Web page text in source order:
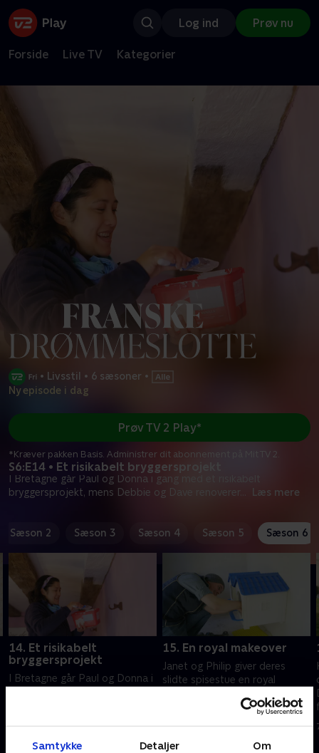
Samtykke Detaljer Om
Log ind Prøv nu
Forside Live TV Kategorier
• Livsstil • 6 sæsoner •
Ny episode i dag
S6:E14 • Et risikabelt bryggersprojekt
I Bretagne går Paul og Donna i gang med et risikabelt
bryggersprojekt, mens Debbie og Dave renoverer
Læs mere
Prøv TV 2 Play*
*Kræver pakken Basis. Administrer dit abonnement på Mit TV 2.
Sæson 2 Sæson 3 Sæson 4 Sæson 5 Sæson 6
14. Et risikabelt
bryggersprojekt
I Bretagne går Paul og Donna i
virksomhed.
15. En royal makeover
Janet og Philip giver deres
slidte spisestue en royal
Paul fortsætter det
7. juni 2026 • 44 min